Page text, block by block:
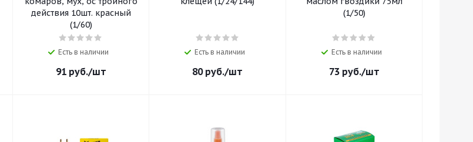
действия 10шт. красный
(1/60)
Есть в наличии
91руб./шт
Есть в наличии
80руб./шт
(1/50)
Есть в наличии
73руб./шт